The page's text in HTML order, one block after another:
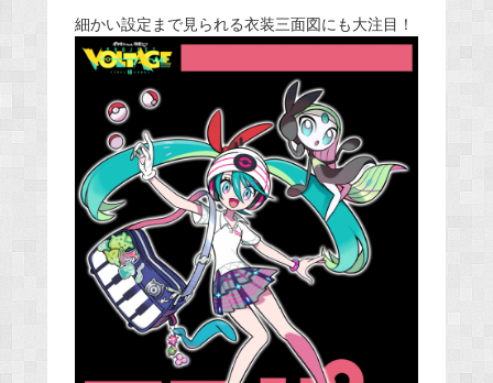
細かい設定まで見られる衣装三面図にも大注目！